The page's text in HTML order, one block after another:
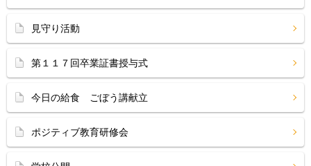
見守り活動
第１１７回卒業証書授与式
今日の給食 ごぼう講献立
ポジティブ教育研修会